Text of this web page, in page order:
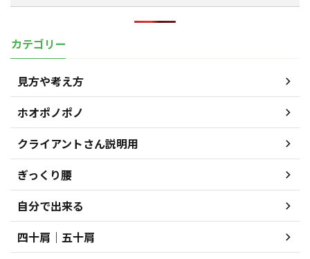
カテゴリー
見方や考え方
ホオポノポノ
クライアントさん説明用
ぎっくり腰
自分で出来る
四十肩｜五十肩